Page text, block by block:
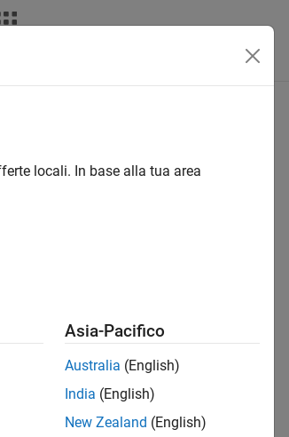
locali. In base alla tua area
Asia-Pacifico
Australia (English)
India (English)
New Zealand (English)